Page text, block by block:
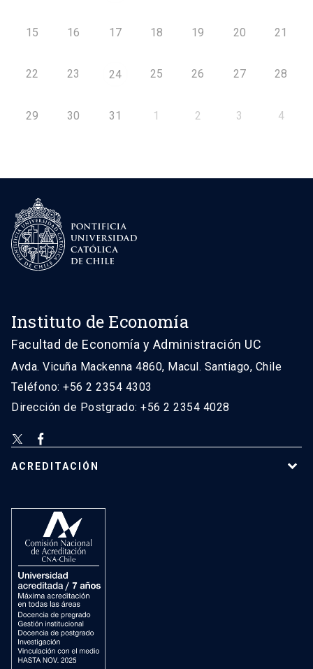
15 16 17 18 19 20 21
22 23 24 25 26 27 28
29 30 31 1 2 3 4
Instituto de Economía
Facultad de Economía y Administración UC
Avda. Vicuña Mackenna 4860, Macul. Santiago, Chile
Teléfono: +56 2 2354 4303
Dirección de Postgrado: +56 2 2354 4028
ACREDITACIÓN